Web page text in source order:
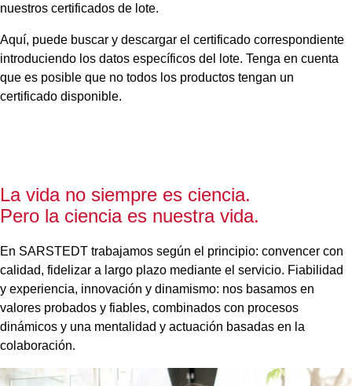
nuestros certificados de lote.
Aquí, puede buscar y descargar el certificado correspondiente
introduciendo los datos específicos del lote. Tenga en cuenta
que es posible que no todos los productos tengan un
certificado disponible.
La vida no siempre es ciencia.
Pero la ciencia es nuestra vida.
En SARSTEDT trabajamos según el principio: convencer con
calidad, fidelizar a largo plazo mediante el servicio. Fiabilidad
y experiencia, innovación y dinamismo: nos basamos en
valores probados y fiables, combinados con procesos
dinámicos y una mentalidad y actuación basadas en la
colaboración.